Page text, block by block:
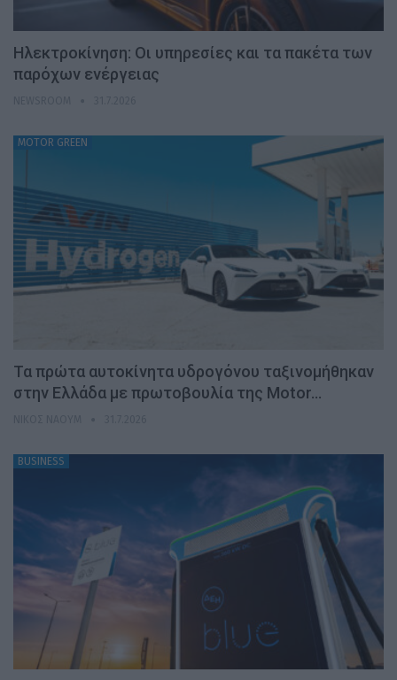
Ηλεκτροκίνηση: Οι υπηρεσίες και τα πακέτα των
παρόχων ενέργειας
MOTOR GREEN
Τα πρώτα αυτοκίνητα υδρογόνου ταξινομήθηκαν
στην Ελλάδα με πρωτοβουλία της Motor…
BUSINESS